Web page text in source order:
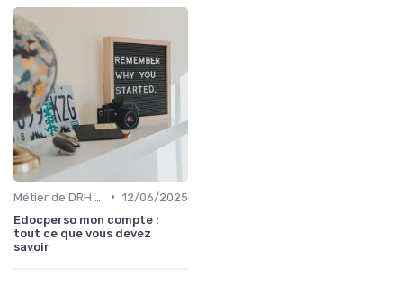
• 12/06/2025
Edocperso mon compte :
tout ce que vous devez
savoir